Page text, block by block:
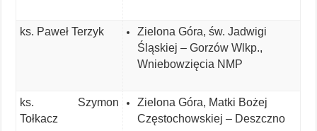
ks. Paweł Terzyk
Zielona Góra, św. Jadwigi
Śląskiej – Gorzów Wlkp.,
Wniebowzięcia NMP
ks. Szymon
Tołkacz
Zielona Góra, Matki Bożej
Częstochowskiej – Deszczno